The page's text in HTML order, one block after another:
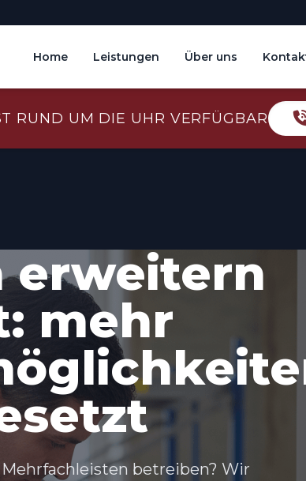
Home Leistungen Über uns
RUND UM DIE UHR VERFÜGBAR
erweitern
mehr
betreiben? Wir